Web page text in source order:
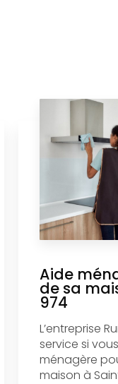
Aide
de sa
974
L’entreprise
service si
ménagère
maison à